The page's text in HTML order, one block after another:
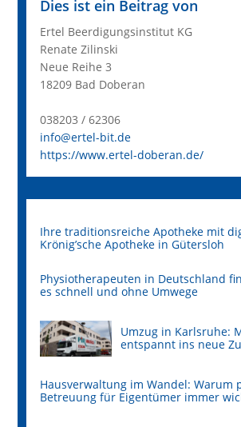
Dies ist ein Beitrag von
Ertel Beerdigungsinstitut KG
Renate Zilinski
Neue Reihe 3
18209 Bad Doberan
038203 / 62306
info@ertel-bit.de
https://www.ertel-doberan.de/
Ihre traditionsreiche Apotheke mit
Krönig’sche Apotheke in Gütersloh
Physiotherapeuten in Deutschland
es schnell und ohne Umwege
Umzug in Karlsruhe:
entspannt ins neue
Hausverwaltung im Wandel: Warum
Betreuung für Eigentümer immer